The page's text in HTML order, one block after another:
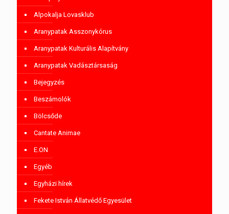
Alpokalja Lovasklub
Aranypatak Asszonykórus
Aranypatak Kulturális Alapítvány
Aranypatak Vadásztársaság
Bejegyzés
Beszámolók
Bölcsőde
Cantate Animae
E.ON
Egyéb
Egyházi hírek
Fekete István Állatvédő Egyesület